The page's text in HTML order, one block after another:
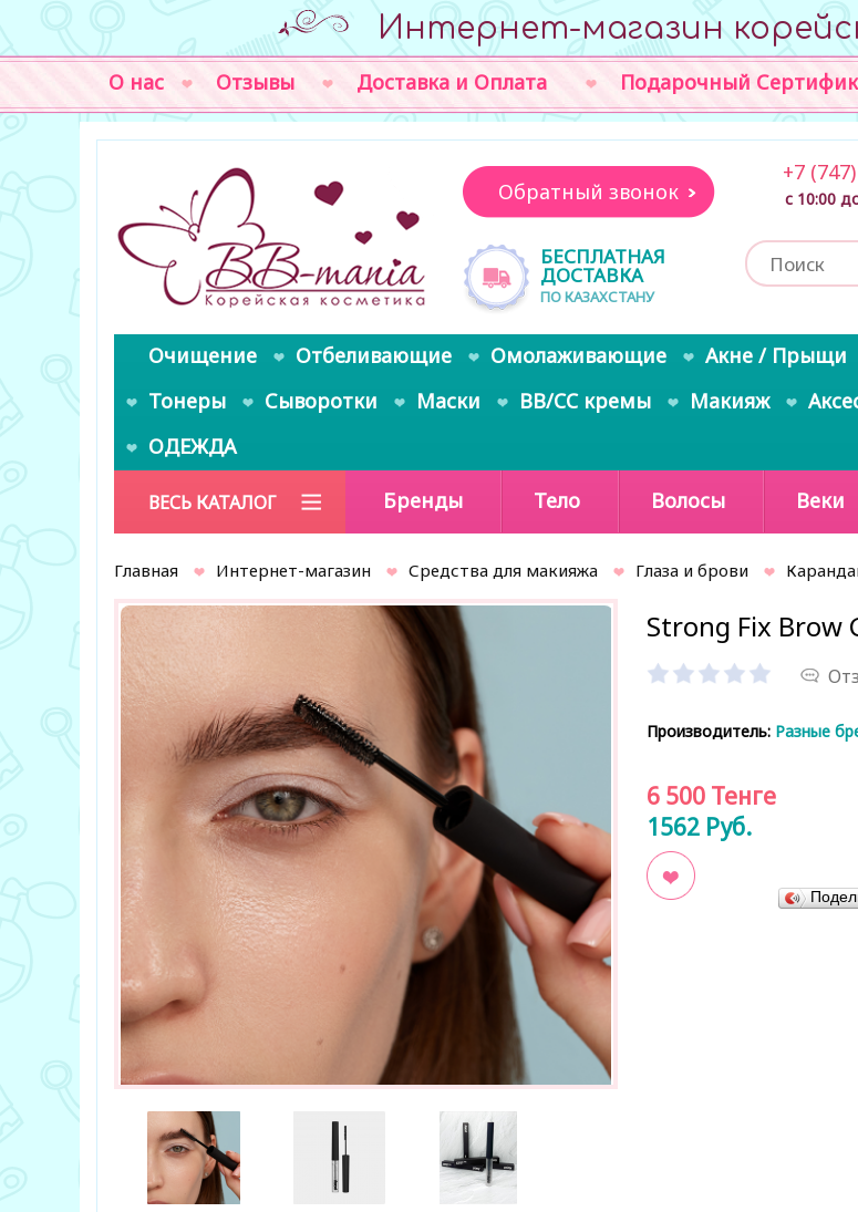
Интернет-магазин
О нас Отзывы Доставка и Оплата Подарочный
Обратный звонок
БЕСПЛАТНАЯ
ДОСТАВКА
ПО КАЗАХСТАНУ
+7 (747)
с 10:00
Очищение Отбеливающие Омолаживающие Акне / Прыщи
Тонеры
Сыворотки Маски BB/CC кремы Макияж
ОДЕЖДА
ВЕСЬ КАТАЛОГ Бренды Тело Волосы Веки
Главная Интернет-магазин Средства для макияжа Глаза и брови
Strong Fix Brow
Производитель: Разные
6 500 Тенге
1562 Руб.
В закладки